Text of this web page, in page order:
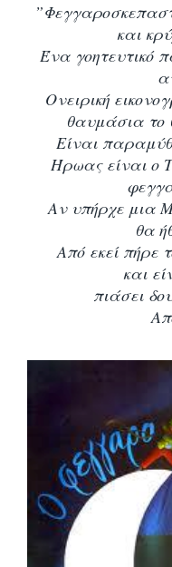
και
Ένα γοητευτικό
Ονειρική
θαυμάσια το
Είναι
Ήρωας είναι ο
Αν υπήρχε μια
θα
Από εκεί πήρε
και
πιάσει